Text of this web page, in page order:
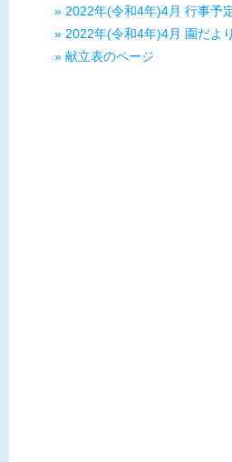
» 2022年(令和4年)4月 行事予
» 2022年(令和4年)4月 園だよ
» 献立表のページ